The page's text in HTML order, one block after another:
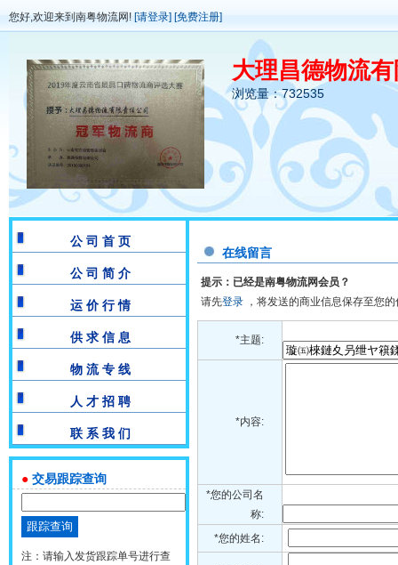
您好,欢迎来到南粤物流网! [请登录] [免费注册]
大理昌德物流
浏览量：732535
公 司 首 页
公 司 简 介
运 价 行 情
供 求 信 息
物 流 专 线
人 才 招 聘
联 系 我 们
● 交易跟踪查询
注：请输入发货跟踪单号进行查
在线留言
提示：已经是南粤物流网会员？
请先登录 ，将发送的商业信息保存至您
*主题:
*内容:
*您的公司名
称:
*您的姓名: